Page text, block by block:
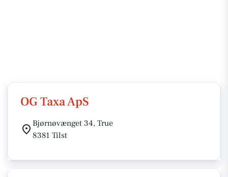
OG Taxa ApS
Bjørnøvænget 34, True
8381 Tilst